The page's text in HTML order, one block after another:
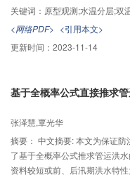
热力关系。研究结果表明，瀑
向水温在高温期出现双温跃层
然水温过程相比，电站下泄水
大降温出现在4月达1.7℃，最
站下泄水温日过程具有较好的
关键词： 原型观测;水温分层;双
<网络PDF> <引用本文>
更新时间： 2023-11-14
基于全概率公式直接推求
张泽慧,覃光华
摘要： 中文摘要: 本文为保证
了基于全概率公式推求管运洪
资料较短或前、后汛期洪水特